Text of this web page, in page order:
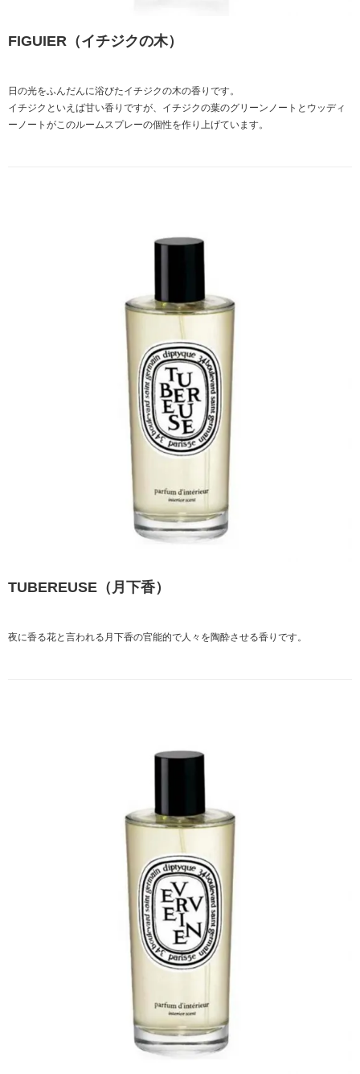
FIGUIER（イチジクの木）
日の光をふんだんに浴びたイチジクの木の香りです。
イチジクといえば甘い香りですが、イチジクの葉のグリーンノートとウッディ
ーノートがこのルームスプレーの個性を作り上げています。
TUBEREUSE（月下香）
夜に香る花と言われる月下香の官能的で人々を陶酔させる香りです。